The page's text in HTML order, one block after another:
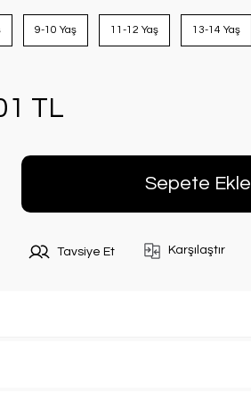
9-10 Yaş 11-12 Yaş 13-14 Yaş
TL
Sepete Ekle
Tavsiye Et Karşılaştır